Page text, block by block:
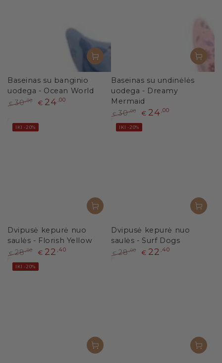
Baseinas su banginio
uodega - Ocean World
kaina
€ 30,00
kaina
€ 24 ,00
Baseinas su undinėlės
uodega - Dreamy
Mermaid
Paprasta
kaina
€ 30,00
Išpardavimo
kaina
€ 24 ,00
Dvipusė kepurė nuo
saulės - Florish Yellow
Paprasta
kaina
€ 28,00
Išpardavimo
kaina
€ 22 ,40
IKI -20%
Dvipusė kepurė nuo
saulės - Surf Dogs
€ 28,00 € 22 ,40
IKI -20%
IKI -20%